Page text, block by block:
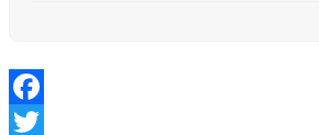
Facebook